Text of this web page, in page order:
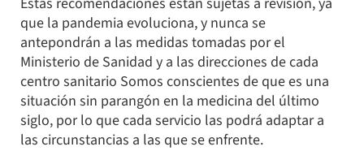
que la pandemia evoluciona, y nunca se
antepondrán a las medidas tomadas por el
Ministerio de Sanidad y a las direcciones de cada
centro sanitario Somos conscientes de que es una
situación sin parangón en la medicina del último
siglo, por lo que cada servicio las podrá adaptar a
las circunstancias a las que se enfrente.